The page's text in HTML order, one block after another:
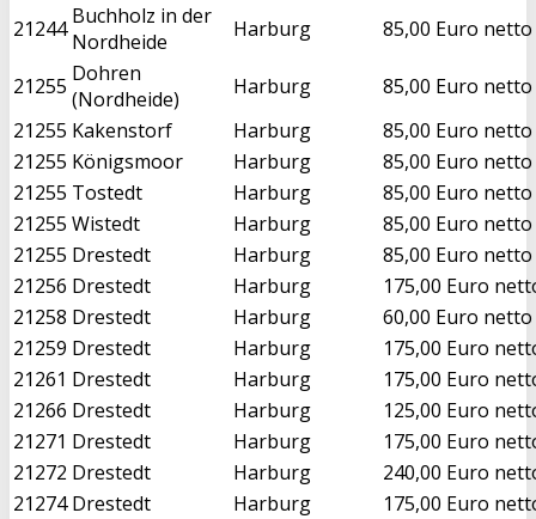
21244 Buchholz in der
Nordheide
Harburg 85,00 Euro netto
21255 Dohren
(Nordheide)
Harburg
85,00 Euro netto
21255 Kakenstorf Harburg
85,00 Euro netto
21255 Königsmoor Harburg
85,00 Euro netto
21255 Tostedt Harburg
85,00 Euro netto
21255 Wistedt Harburg
85,00 Euro netto
21255 Drestedt Harburg
85,00 Euro netto
21256 Drestedt Harburg
175,00 Euro
21258 Drestedt Harburg
60,00 Euro netto
21259 Drestedt Harburg
175,00 Euro
21261 Drestedt Harburg
175,00 Euro
21266 Drestedt Harburg
125,00 Euro
21271 Drestedt Harburg
175,00 Euro
21272 Drestedt Harburg
240,00 Euro
21274 Drestedt Harburg
175,00 Euro